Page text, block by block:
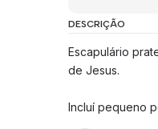
DESCRIÇÃO
Escapulário
de Jesus.
Incluí pequeno